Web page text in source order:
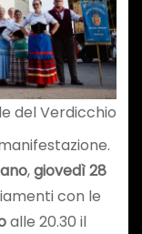
del Verdicchio
,giovedì 28
con le
alle 20.30 il